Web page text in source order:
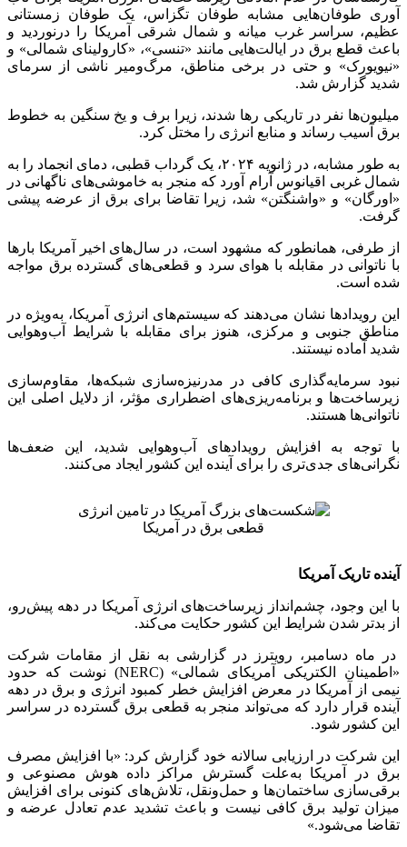
آوری طوفان‌هایی مشابه طوفان تگزاس، یک طوفان زمستانی
عظیم، سراسر غرب میانه و شمال شرقی آمریکا را درنوردید و
باعث قطع برق در ایالت‌هایی مانند «تنسی»، «کارولینای شمالی» و
«نیویورک» و حتی در برخی مناطق، مرگ‌ومیر ناشی از سرمای
شدید گزارش شد.
میلیون‌ها نفر در تاریکی رها شدند، زیرا برف و یخ سنگین به خطوط
برق آسیب رساند و منابع انرژی را مختل کرد.
به طور مشابه، در ژانویه ۲۰۲۴، یک گرداب قطبی، دمای انجماد را به
شمال غربی اقیانوس آرام آورد که منجر به خاموشی‌های ناگهانی در
«اورگان» و «واشنگتن» شد، زیرا تقاضا برای برق از عرضه پیشی
گرفت.
از طرفی، همانطور که مشهود است، در سال‌های اخیر آمریکا بارها
با ناتوانی در مقابله با هوای سرد و قطعی‌های گسترده برق مواجه
شده است.
این رویدادها نشان می‌دهند که سیستم‌های انرژی آمریکا، به‌ویژه در
مناطق جنوبی و مرکزی، هنوز برای مقابله با شرایط آب‌وهوایی
شدید آماده نیستند.
نبود سرمایه‌گذاری کافی در مدرنیزه‌سازی شبکه‌ها، مقاوم‌سازی
زیرساخت‌ها و برنامه‌ریزی‌های اضطراری مؤثر، از دلایل اصلی این
ناتوانی‌ها هستند.
با توجه به افزایش رویدادهای آب‌وهوایی شدید، این ضعف‌ها
نگرانی‌های جدی‌تری را برای آینده این کشور ایجاد می‌کنند.
قطعی برق در آمریکا
آینده تاریک آمریکا
با این وجود، چشم‌انداز زیرساخت‌های انرژی آمریکا در دهه پیش‌رو،
از بدتر شدن شرایط این کشور حکایت می‌کند.
در ماه دسامبر، رویترز در گزارشی به نقل از مقامات شرکت
«اطمینان الکتریکی آمریکای شمالی» (NERC) نوشت که حدود
نیمی از آمریکا در معرض افزایش خطر کمبود انرژی و برق در دهه
آینده قرار دارد که می‌تواند منجر به قطعی برق گسترده در سراسر
این کشور شود.
این شرکت در ارزیابی سالانه خود گزارش کرد: «با افزایش مصرف
برق در آمریکا به‌علت گسترش مراکز داده هوش مصنوعی و
برقی‌سازی ساختمان‌ها و حمل‌ونقل، تلاش‌های کنونی برای افزایش
میزان تولید برق کافی نیست و باعث تشدید عدم تعادل عرضه و
تقاضا می‌شود.»